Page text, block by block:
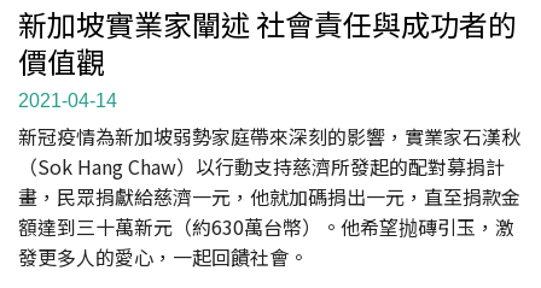
新加坡實業家闡述 社會責任與成功者的
價值觀
2021-04-14
新冠疫情為新加坡弱勢家庭帶來深刻的影響，實業家石漢秋
（Sok Hang Chaw）以行動支持慈濟所發起的配對募捐計
畫，民眾捐獻給慈濟一元，他就加碼捐出一元，直至捐款金
額達到三十萬新元（約630萬台幣）。他希望抛磚引玉，激
發更多人的愛心，一起回饋社會。